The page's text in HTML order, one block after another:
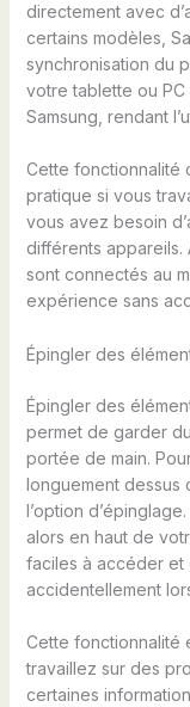
directement avec
certains modèles,
synchronisation du
votre tablette ou
Samsung, rendant
Cette fonctionnalité
pratique si vous
vous avez besoin
différents
sont connectés au
expérience sans
Épingler des
Épingler des
permet de garder
portée de main.
longuement dessus
l’option
alors en haut de
faciles à accéder et
accidentellement
Cette fonctionnalité
travaillez sur des
certaines